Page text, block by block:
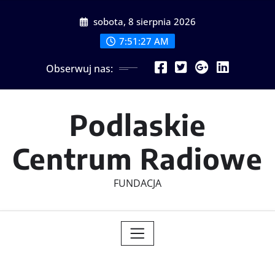
sobota, 8 sierpnia 2026
7:51:28 AM
Obserwuj nas:
Podlaskie
Centrum Radiowe
FUNDACJA